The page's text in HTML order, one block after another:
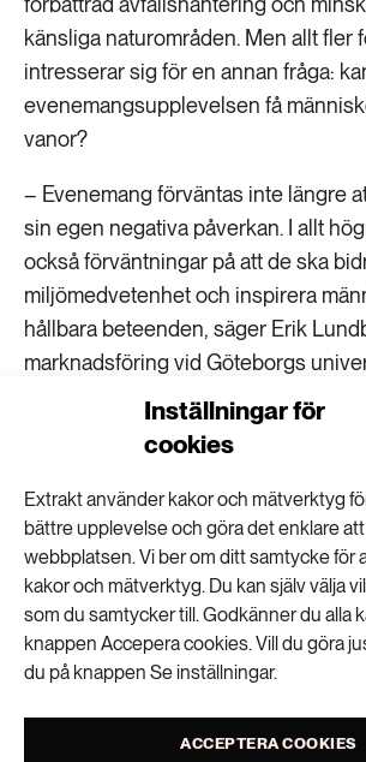
Inställningar för
cookies
Extrakt använder kakor och mätverktyg
bättre upplevelse och göra det enklare
webbplatsen. Vi ber om ditt samtycke för
kakor och mätverktyg. Du kan själv välja
som du samtycker till. Godkänner du alla
knappen Accepera cookies. Vill du göra
du på knappen Se inställningar.
ACCEPTERA COOKIES
känsliga naturområden. Men allt fler
intresserar sig för en annan fråga:
evenemangsupplevelsen få
vanor?
– Evenemang förväntas inte längre
sin egen negativa påverkan. I allt
också förväntningar på att de ska
miljömedvetenhet och inspirera
hållbara beteenden, säger Erik
marknadsföring vid Göteborgs
Evenemang kan enligt honom vara
att påverka och inspirera deltagare.
– När människor lämnar vardagen
evenemang uppstår ett sammanhang
känsla, till exempel ”vi orienterare”
hårdrockare”. Inom
både om jaget och om vi:et, som två
går in lite i varandra. Just det
likasinnade och där kan man också